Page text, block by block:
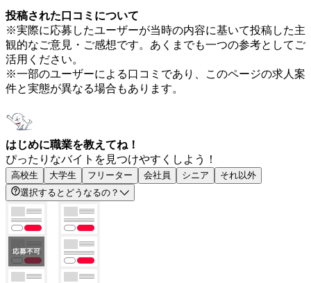
投稿された口コミについて
※実際に応募したユーザーが当時の内容に基いて投稿した主
観的なご意見・ご感想です。あくまでも一つの参考としてご
活用ください。
※一部のユーザーによる口コミであり、このページの求人案
件と実態が異なる場合もあります。
はじめに職業を教えてね！
ぴったりなバイトを見つけやすくしよう！
高校生 大学生 フリーター 会社員 シニア
それ以外
選択するとどうなるの？